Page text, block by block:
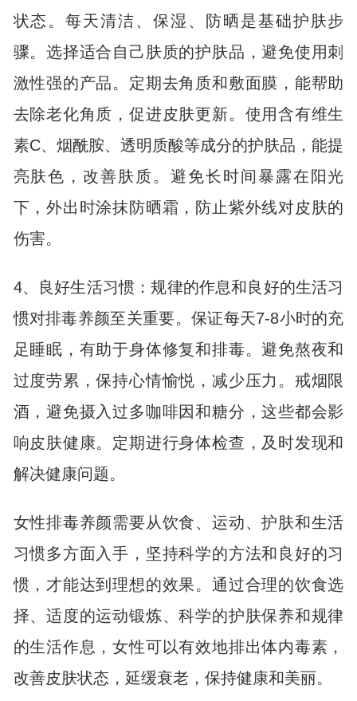
状态。每天清洁、保湿、防晒是基础护肤步
骤。选择适合自己肤质的护肤品，避免使用刺
激性强的产品。定期去角质和敷面膜，能帮助
去除老化角质，促进皮肤更新。使用含有维生
素C、烟酰胺、透明质酸等成分的护肤品，能提
亮肤色，改善肤质。避免长时间暴露在阳光
下，外出时涂抹防晒霜，防止紫外线对皮肤的
伤害。
4、良好生活习惯：规律的作息和良好的生活习
惯对排毒养颜至关重要。保证每天7-8小时的充
足睡眠，有助于身体修复和排毒。避免熬夜和
过度劳累，保持心情愉悦，减少压力。戒烟限
酒，避免摄入过多咖啡因和糖分，这些都会影
响皮肤健康。定期进行身体检查，及时发现和
解决健康问题。
女性排毒养颜需要从饮食、运动、护肤和生活
习惯多方面入手，坚持科学的方法和良好的习
惯，才能达到理想的效果。通过合理的饮食选
择、适度的运动锻炼、科学的护肤保养和规律
的生活作息，女性可以有效地排出体内毒素，
改善皮肤状态，延缓衰老，保持健康和美丽。